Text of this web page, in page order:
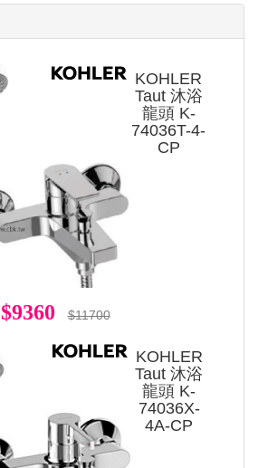
KOHLER
Taut 沐浴
龍頭 K-
74036T-4-
CP
$9360 $11700
KOHLER
Taut 沐浴
龍頭 K-
74036X-
4A-CP